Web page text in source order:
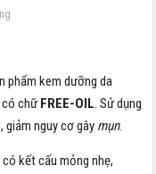
phẩm kem dưỡng da
có chữFREE-OIL. Sử dụng
giảm nguy cơ gây mụn.
kết cấu mỏng nhẹ,